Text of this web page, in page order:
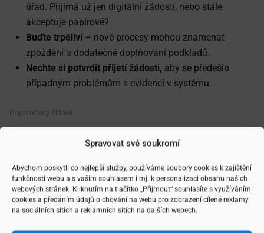
Spravovat své soukromí
Abychom poskytli co nejlepší služby, používáme soubory cookies k zajištění
funkčnosti webu a s vaším souhlasem i mj. k personalizaci obsahu našich
webových stránek. Kliknutím na tlačítko „Přijmout“ souhlasíte s využíváním
cookies a předáním údajů o chování na webu pro zobrazení cílené reklamy
na sociálních sítích a reklamních sítích na dalších webech.
úřad. Přijímá už jen digitální žádosti, nebo stále
akceptuje papírové?
Buďte trpěliví – nové procesy mohou znamenat
zpoždění a dodatečné doplňování podkladů.
Nechte si potvrdit přijetí žádosti, aby se předešlo
případným problémům s evidencí v systému.
Doporučený článek